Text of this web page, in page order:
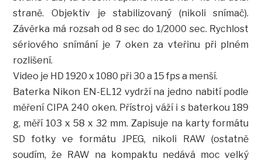
straně. Objektiv je stabilizovaný (nikoli snímač).
Závěrka má rozsah od 8 sec do 1/2000 sec. Rychlost
sériového snímání je 7 oken za vteřinu při plném
rozlišení.
Video je HD 1920 x 1080 při 30 a 15 fps a menší.
Baterka Nikon EN-EL12 vydrží na jedno nabití podle
měření CIPA 240 oken. Přístroj váží i s baterkou 189
g, měří 103 x 58 x 32 mm. Zapisuje na karty formátu
SD fotky ve formátu JPEG, nikoli RAW (ostatně
soudím, že RAW na kompaktu nedává moc velký